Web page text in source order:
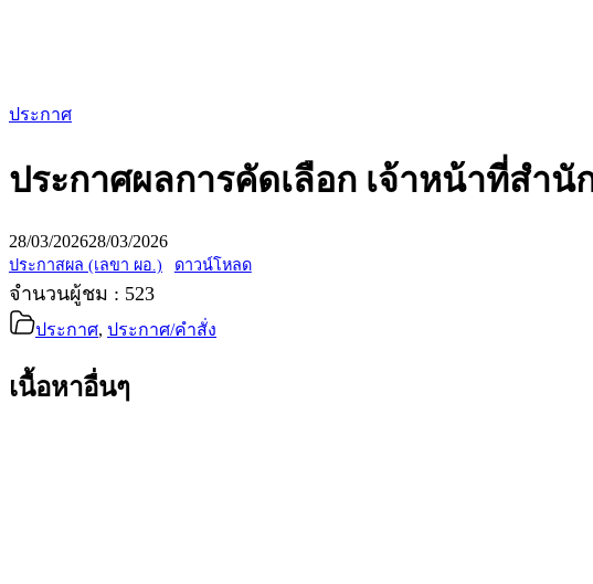
ประกาศ
ประกาศผลการคัดเลือก เจ้าหน้าที่สำนั
28/03/202628/03/2026
ประกาสผล (เลขา ผอ.) ดาวน์โหลด
จำนวนผู้ชม : 523
ประกาศ, ประกาศ/คำสั่ง
เนื้อหาอื่นๆ